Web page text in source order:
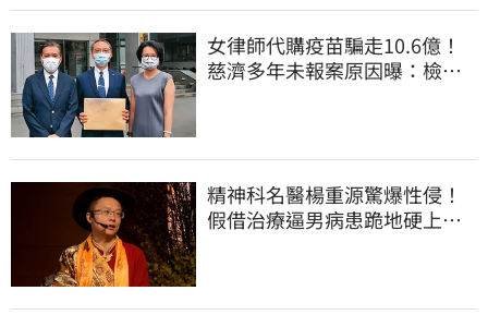
女律師代購疫苗騙走10.6億！
慈濟多年未報案原因曝：檢警
精神科名醫楊重源驚爆性侵！
假借治療逼男病患跪地硬上…